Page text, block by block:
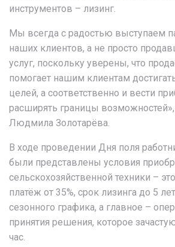
инструментов – лизинг.
Мы всегда с радостью выступаем
наших клиентов, а не просто
услуг, поскольку уверены, что
помогает нашим клиентам
целей, а соответственно и вести
расширять границы
Людмила Золотарёва.
В ходе проведении Дня поля
были представлены условия
сельскохозяйственной техники –
платёж от 35%, срок лизинга до 5
сезонного графика, а главное –
принятия решения, которое
час.